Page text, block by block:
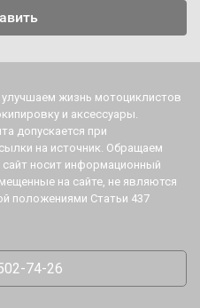
жизнь мотоциклистов
и аксессуары.
допускается при
на источник. Обращаем
носит информационный
на сайте, не являются
положениями Статьи 437
74-26